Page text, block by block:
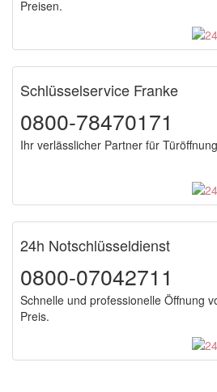
Preisen.
Schlüsselservice Franke
0800-78470171
Ihr verlässlicher Partner für
24h Notschlüsseldienst
0800-07042711
Schnelle und professionelle Öffnung
Preis.